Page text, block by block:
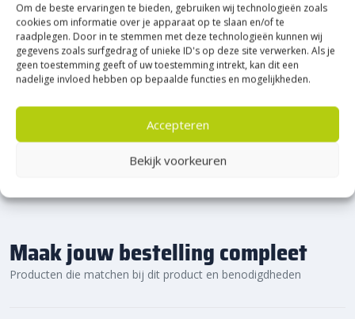
Om de beste ervaringen te bieden, gebruiken wij technologieën zoals
cookies om informatie over je apparaat op te slaan en/of te
raadplegen. Door in te stemmen met deze technologieën kunnen wij
gegevens zoals surfgedrag of unieke ID's op deze site verwerken. Als je
geen toestemming geeft of uw toestemming intrekt, kan dit een
nadelige invloed hebben op bepaalde functies en mogelijkheden.
Accepteren
Bekijk voorkeuren
Bijna het gehele Kijlstra assortiment vind je in het
prachtige Heerde.
★ 2.500m² Experience Centre XXL in Heerde!
Kom gezellig langs!
Maak jouw bestelling compleet
Producten die matchen bij dit product en benodigdheden